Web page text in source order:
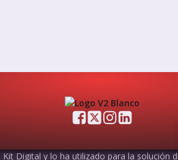
Digital y lo ha utilizado para la solución